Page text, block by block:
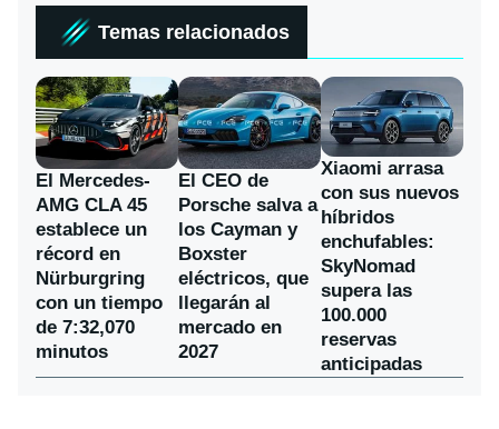
Temas relacionados
El Mercedes-
AMG CLA 45
establece un
récord en
Nürburgring
con un tiempo
de 7:32,070
minutos
El CEO de
Porsche salva a
los Cayman y
Boxster
eléctricos, que
llegarán al
mercado en
2027
Xiaomi arrasa
con sus nuevos
híbridos
enchufables:
SkyNomad
supera las
100.000
reservas
anticipadas